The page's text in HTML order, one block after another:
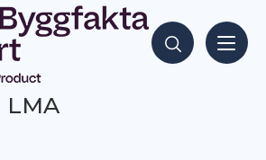
Hae sisältöjä
LMA